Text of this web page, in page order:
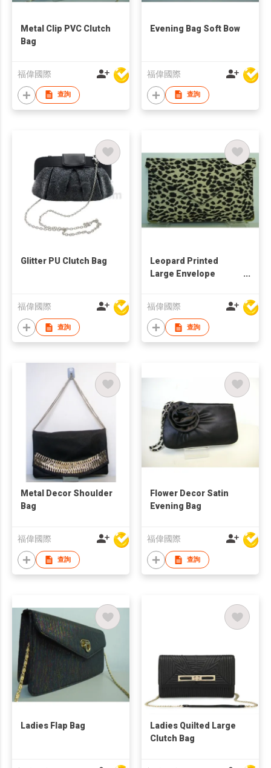
Metal Clip PVC Clutch
Bag
福偉國際
查詢
Evening Bag Soft Bow
福偉國際
查詢
Glitter PU Clutch Bag
福偉國際
查詢
Leopard Printed
Large Envelope
福偉國際
查詢
Metal Decor Shoulder
Bag
福偉國際
查詢
Flower Decor Satin
Evening Bag
福偉國際
查詢
Ladies Flap Bag
Ladies Quilted Large
Clutch Bag